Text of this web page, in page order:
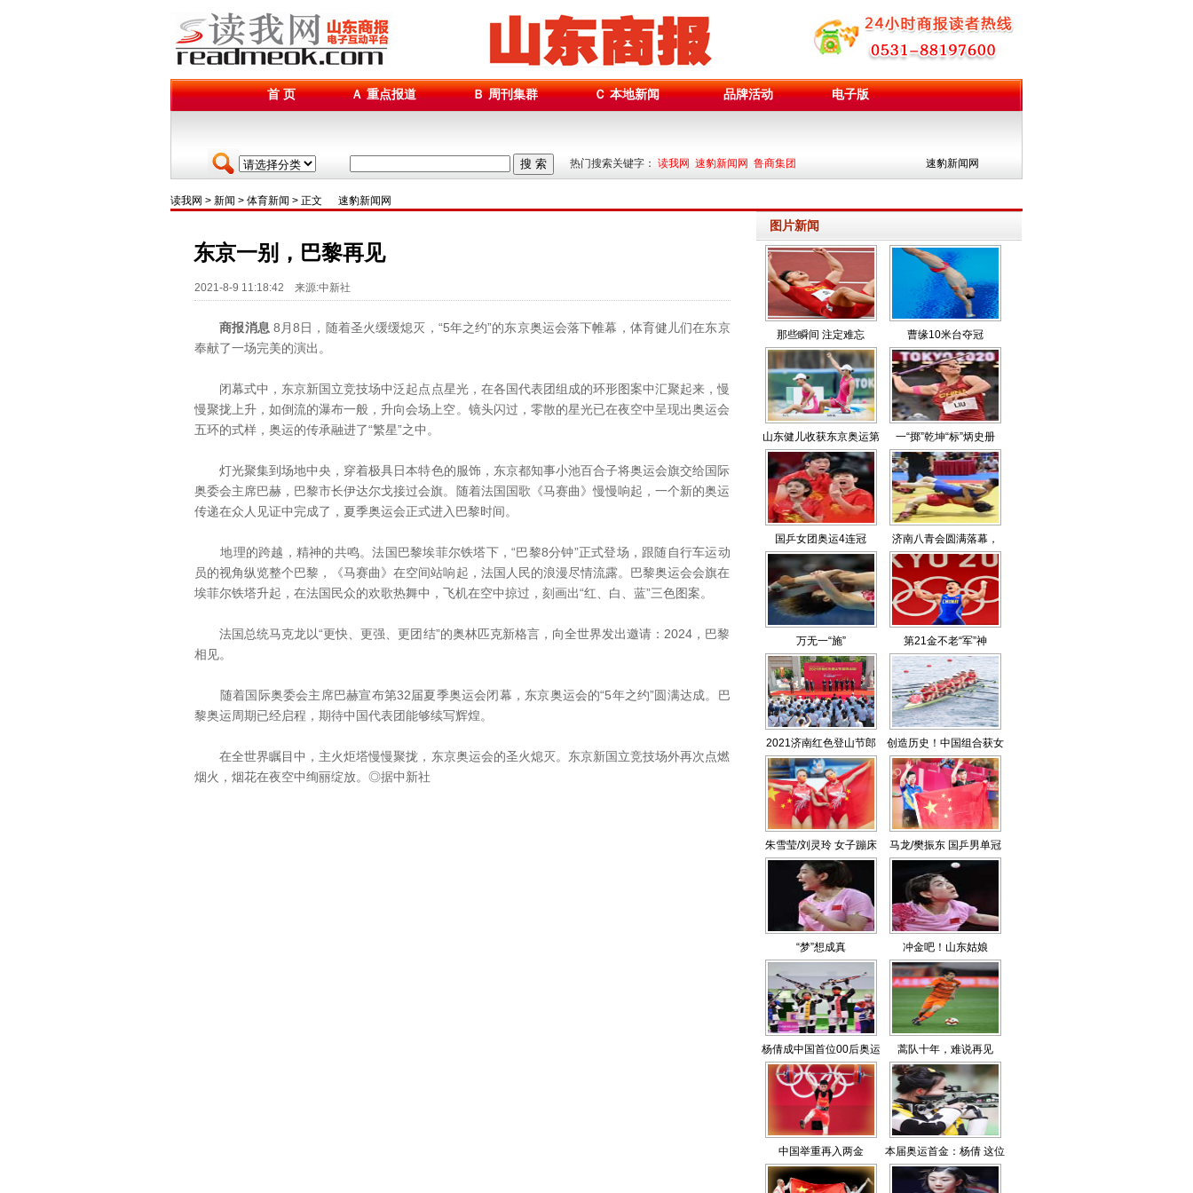
首 页 Ａ 重点报道 Ｂ 周刊集群 Ｃ 本地新闻 品牌活动 电子版
搜 索 热门搜索关键字： 读我网 速豹新闻网 鲁商集团 速豹新闻网
读我网 > 新闻 > 体育新闻 > 正文 速豹新闻网
东京一别，巴黎再见
2021-8-9 11:18:42 来源:中新社
商报消息 8月8日，随着圣火缓缓熄灭，“5年之约”的东京奥运会落下帷幕，体育健儿们在东京
奉献了一场完美的演出。
闭幕式中，东京新国立竞技场中泛起点点星光，在各国代表团组成的环形图案中汇聚起来，慢
慢聚拢上升，如倒流的瀑布一般，升向会场上空。镜头闪过，零散的星光已在夜空中呈现出奥运会
五环的式样，奥运的传承融进了“繁星”之中。
灯光聚集到场地中央，穿着极具日本特色的服饰，东京都知事小池百合子将奥运会旗交给国际
奥委会主席巴赫，巴黎市长伊达尔戈接过会旗。随着法国国歌《马赛曲》慢慢响起，一个新的奥运
传递在众人见证中完成了，夏季奥运会正式进入巴黎时间。
地理的跨越，精神的共鸣。法国巴黎埃菲尔铁塔下，“巴黎8分钟”正式登场，跟随自行车运动
员的视角纵览整个巴黎，《马赛曲》在空间站响起，法国人民的浪漫尽情流露。巴黎奥运会会旗在
埃菲尔铁塔升起，在法国民众的欢歌热舞中，飞机在空中掠过，刻画出“红、白、蓝”三色图案。
法国总统马克龙以“更快、更强、更团结”的奥林匹克新格言，向全世界发出邀请：2024，巴黎
相见。
随着国际奥委会主席巴赫宣布第32届夏季奥运会闭幕，东京奥运会的“5年之约”圆满达成。巴
黎奥运周期已经启程，期待中国代表团能够续写辉煌。
在全世界瞩目中，主火炬塔慢慢聚拢，东京奥运会的圣火熄灭。东京新国立竞技场外再次点燃
烟火，烟花在夜空中绚丽绽放。◎据中新社
图片新闻
那些瞬间 注定难忘 曹缘10米台夺冠
山东健儿收获东京奥运第
七金
一“掷”乾坤“标”炳史册
国乒女团奥运4连冠 济南八青会圆满落幕，
6457名运动员参与
万无一“施” 第21金不老“军”神
2021济南红色登山节郎
茂山站举行
创造历史！中国组合获女
子八人艇铜牌
朱雪莹/刘灵玲 女子蹦床
冠亚军
马龙/樊振东 国乒男单冠
亚军
“梦”想成真 冲金吧！山东姑娘
杨倩成中国首位00后奥运
双金得主
蒿队十年，难说再见
中国举重再入两金 本届奥运首金：杨倩 这位
清华学霸是个“淡定姐”